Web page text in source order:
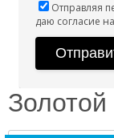
Отправляя
даю согласие на